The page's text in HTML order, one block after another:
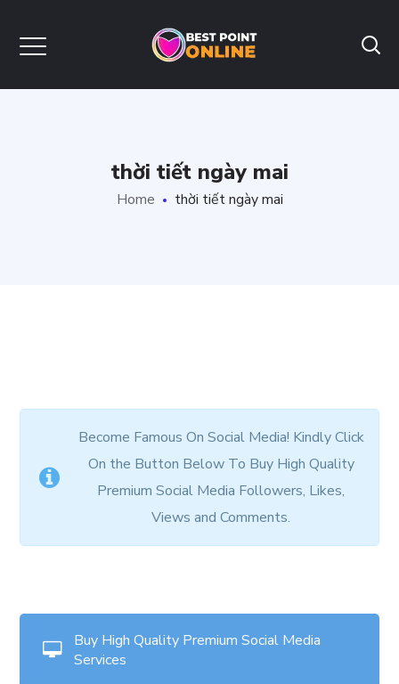
thời tiết ngày mai
Home thời tiết ngày mai
Become Famous On Social Media! Kindly Click
On the Button Below To Buy High Quality
Premium Social Media Followers, Likes,
Views and Comments.
Buy High Quality Premium Social Media
Services